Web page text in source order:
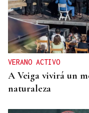
CUENTA CON
Despliegue
atrincherado en su
VERANO ACTIVO
A Veiga vivirá un
naturaleza